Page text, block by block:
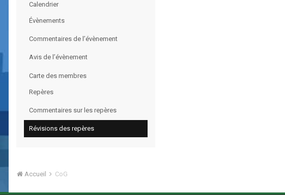
Calendrier
Évènements
Commentaires de l’évènement
Avis de l’évènement
Carte des membres
Repères
Commentaires sur les repères
Révisions des repères
Accueil CoG